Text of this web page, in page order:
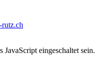
eingeschaltet sein.